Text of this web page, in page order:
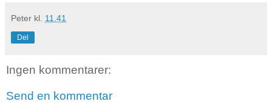
Peter kl. 11.41
Del
Ingen kommentarer:
Send en kommentar